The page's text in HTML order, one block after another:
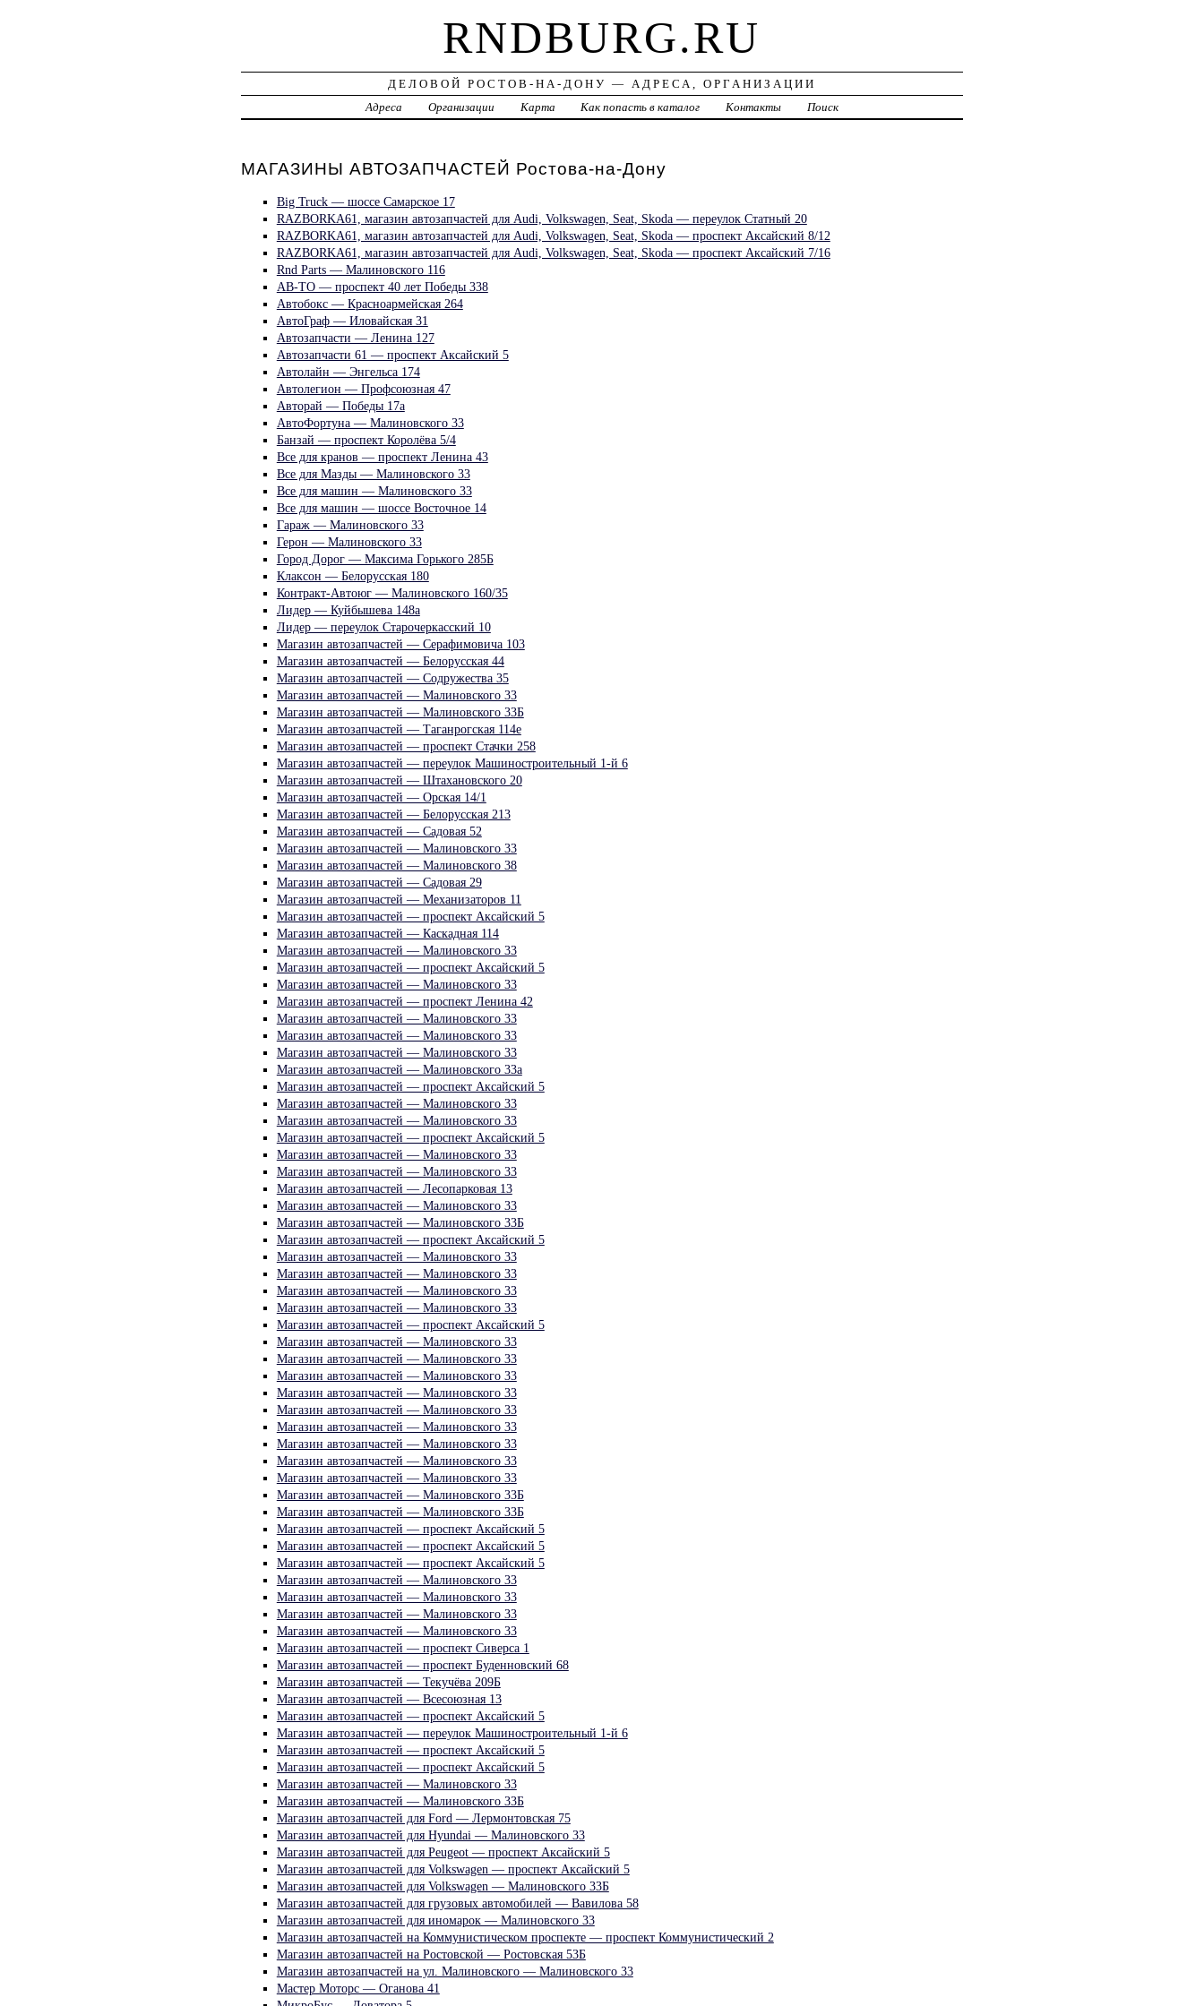
RNDBURG.RU
ДЕЛОВОЙ РОСТОВ-НА-ДОНУ — АДРЕСА, ОРГАНИЗАЦИИ
Адреса
Организации Карта Как попасть в каталог Контакты Поиск
МАГАЗИНЫ АВТОЗАПЧАСТЕЙ Ростова-на-Дону
Big Truck — шоссе Самарское 17
RAZBORKA61, магазин автозапчастей для Audi, Volkswagen, Seat, Skoda — переулок Статный 20
RAZBORKA61, магазин автозапчастей для Audi, Volkswagen, Seat, Skoda — проспект Аксайский 8/12
RAZBORKA61, магазин автозапчастей для Audi, Volkswagen, Seat, Skoda — проспект Аксайский 7/16
Rnd Parts — Малиновского 116
АВ-ТО — проспект 40 лет Победы 338
Автобокс — Красноармейская 264
АвтоГраф — Иловайская 31
Автозапчасти — Ленина 127
Автозапчасти 61 — проспект Аксайский 5
Автолайн — Энгельса 174
Автолегион — Профсоюзная 47
Авторай — Победы 17а
АвтоФортуна — Малиновского 33
Банзай — проспект Королёва 5/4
Все для кранов — проспект Ленина 43
Все для Мазды — Малиновского 33
Все для машин — Малиновского 33
Все для машин — шоссе Восточное 14
Гараж — Малиновского 33
Герон — Малиновского 33
Город Дорог — Максима Горького 285Б
Клаксон — Белорусская 180
Контракт-Автоюг — Малиновского 160/35
Лидер — Куйбышева 148а
Лидер — переулок Старочеркасский 10
Магазин автозапчастей — Серафимовича 103
Магазин автозапчастей — Белорусская 44
Магазин автозапчастей — Содружества 35
Магазин автозапчастей — Малиновского 33
Магазин автозапчастей — Малиновского 33Б
Магазин автозапчастей — Таганрогская 114е
Магазин автозапчастей — проспект Стачки 258
Магазин автозапчастей — переулок Машиностроительный 1-й 6
Магазин автозапчастей — Штахановского 20
Магазин автозапчастей — Орская 14/1
Магазин автозапчастей — Белорусская 213
Магазин автозапчастей — Садовая 52
Магазин автозапчастей — Малиновского 33
Магазин автозапчастей — Малиновского 38
Магазин автозапчастей — Садовая 29
Магазин автозапчастей — Механизаторов 11
Магазин автозапчастей — проспект Аксайский 5
Магазин автозапчастей — Каскадная 114
Магазин автозапчастей — Малиновского 33
Магазин автозапчастей — проспект Аксайский 5
Магазин автозапчастей — Малиновского 33
Магазин автозапчастей — проспект Ленина 42
Магазин автозапчастей — Малиновского 33
Магазин автозапчастей — Малиновского 33
Магазин автозапчастей — Малиновского 33
Магазин автозапчастей — Малиновского 33а
Магазин автозапчастей — проспект Аксайский 5
Магазин автозапчастей — Малиновского 33
Магазин автозапчастей — Малиновского 33
Магазин автозапчастей — проспект Аксайский 5
Магазин автозапчастей — Малиновского 33
Магазин автозапчастей — Малиновского 33
Магазин автозапчастей — Лесопарковая 13
Магазин автозапчастей — Малиновского 33
Магазин автозапчастей — Малиновского 33Б
Магазин автозапчастей — проспект Аксайский 5
Магазин автозапчастей — Малиновского 33
Магазин автозапчастей — Малиновского 33
Магазин автозапчастей — Малиновского 33
Магазин автозапчастей — Малиновского 33
Магазин автозапчастей — проспект Аксайский 5
Магазин автозапчастей — Малиновского 33
Магазин автозапчастей — Малиновского 33
Магазин автозапчастей — Малиновского 33
Магазин автозапчастей — Малиновского 33
Магазин автозапчастей — Малиновского 33
Магазин автозапчастей — Малиновского 33
Магазин автозапчастей — Малиновского 33
Магазин автозапчастей — Малиновского 33
Магазин автозапчастей — Малиновского 33
Магазин автозапчастей — Малиновского 33Б
Магазин автозапчастей — Малиновского 33Б
Магазин автозапчастей — проспект Аксайский 5
Магазин автозапчастей — проспект Аксайский 5
Магазин автозапчастей — проспект Аксайский 5
Магазин автозапчастей — Малиновского 33
Магазин автозапчастей — Малиновского 33
Магазин автозапчастей — Малиновского 33
Магазин автозапчастей — Малиновского 33
Магазин автозапчастей — проспект Сиверса 1
Магазин автозапчастей — проспект Буденновский 68
Магазин автозапчастей — Текучёва 209Б
Магазин автозапчастей — Всесоюзная 13
Магазин автозапчастей — проспект Аксайский 5
Магазин автозапчастей — переулок Машиностроительный 1-й 6
Магазин автозапчастей — проспект Аксайский 5
Магазин автозапчастей — проспект Аксайский 5
Магазин автозапчастей — Малиновского 33
Магазин автозапчастей — Малиновского 33Б
Магазин автозапчастей для Ford — Лермонтовская 75
Магазин автозапчастей для Hyundai — Малиновского 33
Магазин автозапчастей для Peugeot — проспект Аксайский 5
Магазин автозапчастей для Volkswagen — проспект Аксайский 5
Магазин автозапчастей для Volkswagen — Малиновского 33Б
Магазин автозапчастей для грузовых автомобилей — Вавилова 58
Магазин автозапчастей для иномарок — Малиновского 33
Магазин автозапчастей на Коммунистическом проспекте — проспект Коммунистический 2
Магазин автозапчастей на Ростовской — Ростовская 53Б
Магазин автозапчастей на ул. Малиновского — Малиновского 33
Мастер Моторс — Оганова 41